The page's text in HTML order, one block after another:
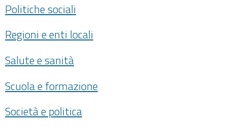
Politiche sociali
Regioni e enti locali
Salute e sanità
Scuola e formazione
Società e politica